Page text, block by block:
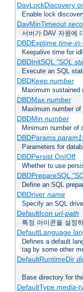
DavLockDiscovery
Enable lock
DavMinTimeout
서버가 DAV 자원에
DBDExptime time-
Keepalive time for
DBDInitSQL "SQL
Execute an SQL
DBDKeep number
Maximum sustained
DBDMax number
Maximum number
DBDMin number
Minimum number of
DBDParams param1
Parameters for
DBDPersist On|Off
Whether to use
DBDPrepareSQL
Define an SQL
DBDriver name
Specify an SQL
DefaultIcon url-path
특정 아이콘을 설정
DefaultLanguage
Defines a default
tag by some other
DefaultRuntimeDir
Base directory for
DefaultType media-